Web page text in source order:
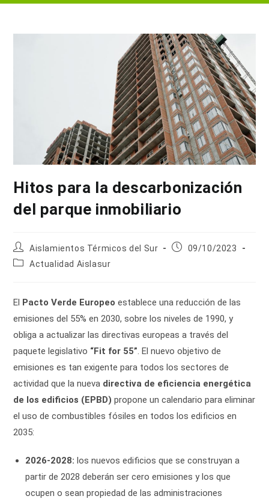
Hitos para la descarbonización
del parque inmobiliario
Autor
de
la
Aislamientos Térmicos del Sur
Publicación
09/10/2023
Categoría
Actualidad Aislasur
El Pacto Verde Europeo establece una reducción de las
emisiones del 55% en 2030, sobre los niveles de 1990, y
obliga a actualizar las directivas europeas a través del
paquete legislativo “Fit for 55”. El nuevo objetivo de
emisiones es tan exigente para todos los sectores de
actividad que la nueva directiva de eficiencia energética
de los edificios (EPBD) propone un calendario para eliminar
el uso de combustibles fósiles en todos los edificios en
2035:
2026-2028: los nuevos edificios que se construyan a
partir de 2028 deberán ser cero emisiones y los que
ocupen o sean propiedad de las administraciones